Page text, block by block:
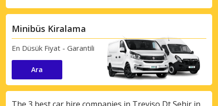
Minibüs Kiralama
En Düsük Fiyat - Garantili
Ara